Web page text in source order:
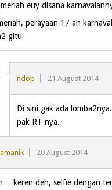
meriah euy disana
perayaan 17 an
gitu
ndop 21 August 2014
Di sini gak ada
pak RT nya.
20 August 2014
keren deh, selfie dengan